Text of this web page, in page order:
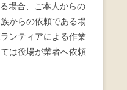
場合、ご本人からの
からの依頼である場
ンティアによる作業
は役場が業者へ依頼